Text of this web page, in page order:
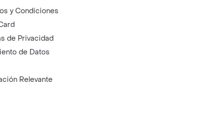
y Condiciones
de Privacidad
de Datos
Relevante